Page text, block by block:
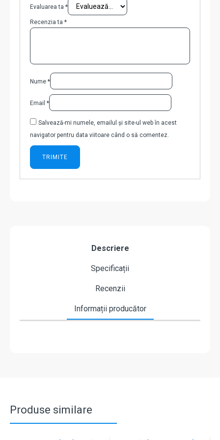
Evaluarea ta *
Recenzia ta *
Nume *
Email *
Salvează-mi numele, emailul și site-ul web în acest
navigator pentru data viitoare când o să comentez.
Descriere
Specificații
Recenzii
Informații producător
Produse similare